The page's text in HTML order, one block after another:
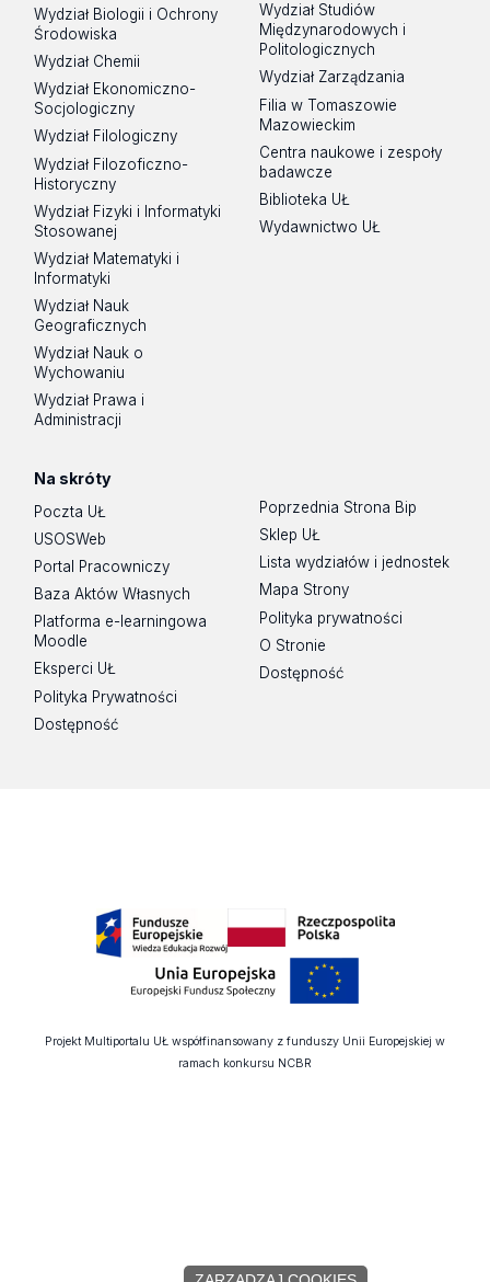
Wydział Biologii i Ochrony
Środowiska
Wydział Chemii
Wydział Ekonomiczno-
Socjologiczny
Wydział Filologiczny
Wydział Filozoficzno-
Historyczny
Wydział Fizyki i Informatyki
Stosowanej
Wydział Matematyki i
Informatyki
Wydział Nauk
Geograficznych
Wydział Nauk o
Wychowaniu
Wydział Prawa i
Administracji
Wydział Studiów
Międzynarodowych i
Politologicznych
Wydział Zarządzania
Filia w Tomaszowie
Mazowieckim
Centra naukowe i zespoły
badawcze
Biblioteka UŁ
Wydawnictwo UŁ
Na skróty
Poczta UŁ
USOSWeb
Portal Pracowniczy
Baza Aktów Własnych
Platforma e-learningowa
Moodle
Eksperci UŁ
Polityka Prywatności
Dostępność
Poprzednia Strona Bip
Sklep UŁ
Lista wydziałów i jednostek
Mapa Strony
Polityka prywatności
O Stronie
Dostępność
Projekt Multiportalu UŁ współfinansowany z funduszy Unii Europejskiej w
ramach konkursu NCBR